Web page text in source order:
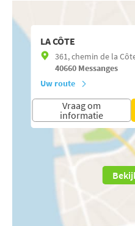
LA CÔTE
361, chemin de la
40660 Messanges
Uw route
Vraag om
informatie